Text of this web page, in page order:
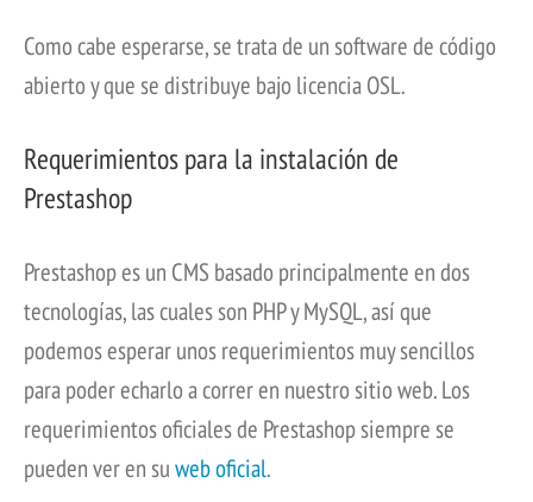
Como cabe esperarse, se trata de un software de código
abierto y que se distribuye bajo licencia OSL.
Requerimientos para la instalación de
Prestashop
Prestashop es un CMS basado principalmente en dos
tecnologías, las cuales son PHP y MySQL, así que
podemos esperar unos requerimientos muy sencillos
para poder echarlo a correr en nuestro sitio web. Los
requerimientos oficiales de Prestashop siempre se
pueden ver en suweb oficial.